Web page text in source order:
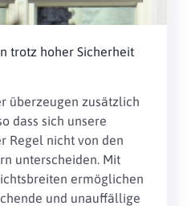
trotz hoher Sicherheit
überzeugen zusätzlich
dass sich unsere
Regel nicht von den
unterscheiden. Mit
ermöglichen
und unauffällige